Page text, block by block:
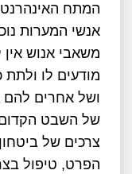
המתח האינהרנטי
אנשי המערות
משאבי אנוש אין
מודעים לו ולתת
ושל אחרים להם
של השבט הקדום
צרכים של ביטחון
הפרט, טיפול